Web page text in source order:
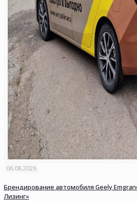
06.08.2026
Брендирование автомобиля Geely
Лизинг»